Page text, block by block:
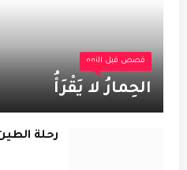
قصص قبل النوم
الحِمارُ لا يَقْرَأُ
رحلة